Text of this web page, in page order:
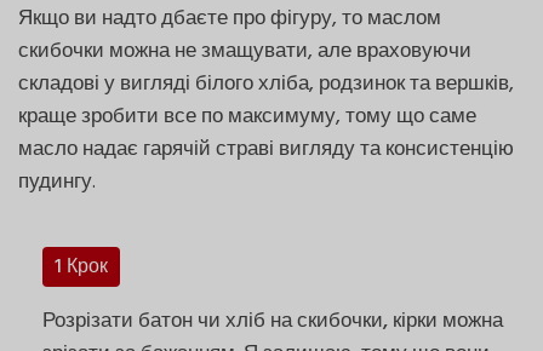
Якщо ви надто дбаєте про фігуру, то маслом
скибочки можна не змащувати, але враховуючи
складові у вигляді білого хліба, родзинок та вершків,
краще зробити все по максимуму, тому що саме
масло надає гарячій страві вигляду та консистенцію
пудингу.
1 Крок
Розрізати батон чи хліб на скибочки, кірки можна